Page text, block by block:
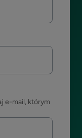
e-mail, którym